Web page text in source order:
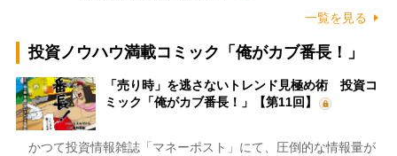
一覧を見る
投資ノウハウ満載コミック「俺がカブ番長！」
「売り時」を逃さないトレンド見極め術 投資コ
ミック「俺がカブ番長！」【第11回】
かつて投資情報雑誌「マネーポスト」にて、圧倒的な情報量が